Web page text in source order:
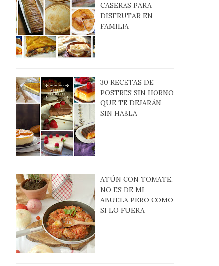
CASERAS PARA
DISFRUTAR EN
FAMILIA
30 RECETAS DE
POSTRES SIN HORNO
QUE TE DEJARÁN
SIN HABLA
ATÚN CON TOMATE,
NO ES DE MI
ABUELA PERO COMO
SI LO FUERA